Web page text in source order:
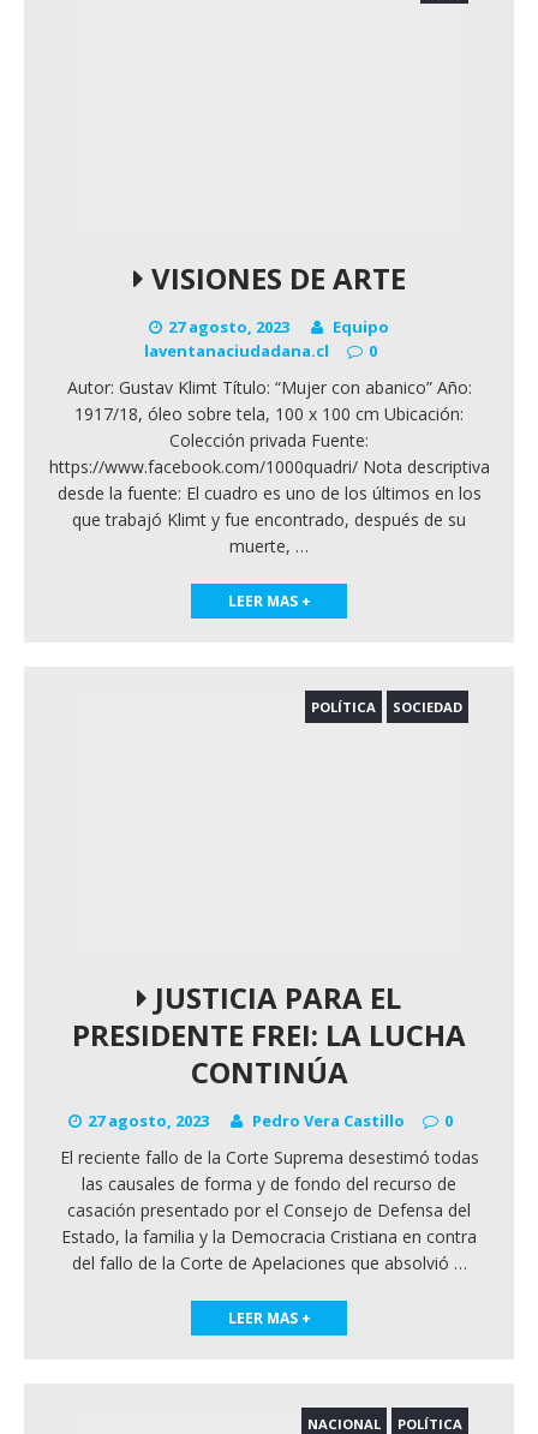
VISIONES DE ARTE
27 agosto, 2023
Equipo
laventanaciudadana.cl
0
Autor: Gustav Klimt Título: “Mujer con abanico” Año:
1917/18, óleo sobre tela, 100 x 100 cm Ubicación:
Colección privada Fuente:
https://www.facebook.com/1000quadri/ Nota descriptiva
desde la fuente: El cuadro es uno de los últimos en los
que trabajó Klimt y fue encontrado, después de su
muerte, …
LEER MAS +
POLÍTICA SOCIEDAD
JUSTICIA PARA EL
PRESIDENTE FREI: LA LUCHA
CONTINÚA
27 agosto, 2023 Pedro Vera Castillo 0
El reciente fallo de la Corte Suprema desestimó todas
las causales de forma y de fondo del recurso de
casación presentado por el Consejo de Defensa del
Estado, la familia y la Democracia Cristiana en contra
del fallo de la Corte de Apelaciones que absolvió …
LEER MAS +
NACIONAL POLÍTICA